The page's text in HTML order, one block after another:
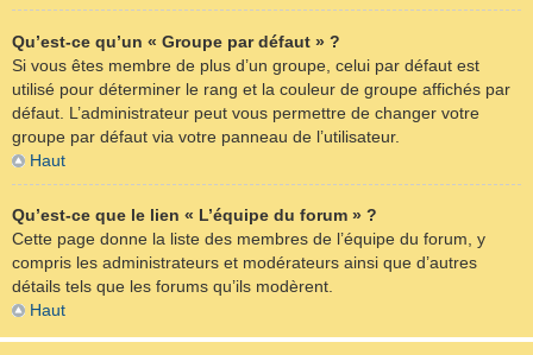
Qu’est-ce qu’un « Groupe par défaut » ?
Si vous êtes membre de plus d’un groupe, celui par défaut est
utilisé pour déterminer le rang et la couleur de groupe affichés par
défaut. L’administrateur peut vous permettre de changer votre
groupe par défaut via votre panneau de l’utilisateur.
Haut
Qu’est-ce que le lien « L’équipe du forum » ?
Cette page donne la liste des membres de l’équipe du forum, y
compris les administrateurs et modérateurs ainsi que d’autres
détails tels que les forums qu’ils modèrent.
Haut